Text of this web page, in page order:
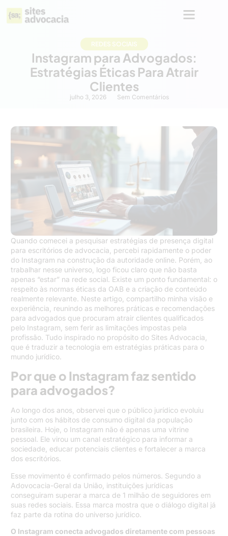
REDES SOCIAIS
Instagram para Advogados:
Estratégias Éticas Para Atrair
Clientes
julho 3, 2026 Sem Comentários
Quando comecei a pesquisar estratégias de presença digital
para escritórios de advocacia, percebi rapidamente o poder
do Instagram na construção da autoridade online. Porém, ao
trabalhar nesse universo, logo ficou claro que não basta
apenas “estar” na rede social. Existe um ponto fundamental: o
respeito às normas éticas da OAB e a criação de conteúdo
realmente relevante. Neste artigo, compartilho minha visão e
experiência, reunindo as melhores práticas e recomendações
para advogados que procuram atrair clientes qualificados
pelo Instagram, sem ferir as limitações impostas pela
profissão. Tudo inspirado no propósito do Sites Advocacia,
que é traduzir a tecnologia em estratégias práticas para o
mundo jurídico.
Por que o Instagram faz sentido
para advogados?
Ao longo dos anos, observei que o público jurídico evoluiu
junto com os hábitos de consumo digital da população
brasileira. Hoje, o Instagram não é apenas uma vitrine
pessoal. Ele virou um canal estratégico para informar a
sociedade, educar potenciais clientes e fortalecer a marca
dos escritórios.
Esse movimento é confirmado pelos números. Segundo a
Adovocacia-Geral da União , instituições jurídicas
conseguiram superar a marca de 1 milhão de seguidores em
suas redes sociais. Essa marca mostra que o diálogo digital já
faz parte da rotina do universo jurídico.
O Instagram conecta advogados diretamente com pessoas